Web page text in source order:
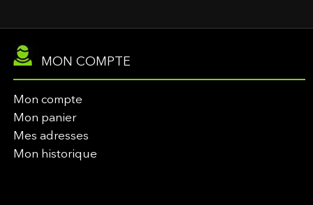
MON COMPTE
Mon compte
Mon panier
Mes adresses
Mon historique